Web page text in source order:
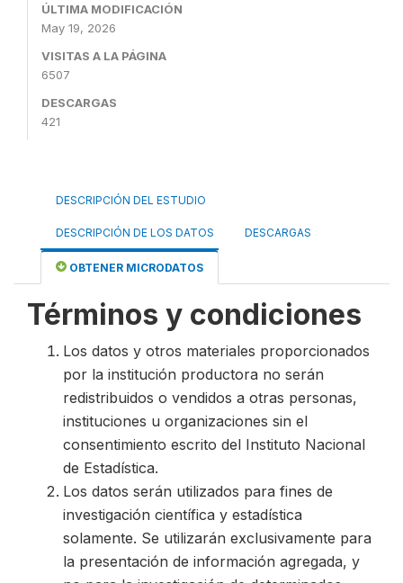
ÚLTIMA MODIFICACIÓN
May 19, 2026
VISITAS A LA PÁGINA
6507
DESCARGAS
421
DESCRIPCIÓN DEL ESTUDIO
DESCRIPCIÓN DE LOS DATOS DESCARGAS
OBTENER MICRODATOS
Términos y condiciones
Los datos y otros materiales proporcionados
por la institución productora no serán
redistribuidos o vendidos a otras personas,
instituciones u organizaciones sin el
consentimiento escrito del Instituto Nacional
de Estadística.
Los datos serán utilizados para fines de
investigación científica y estadística
solamente. Se utilizarán exclusivamente para
la presentación de información agregada, y